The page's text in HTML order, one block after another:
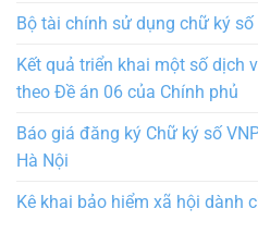
Bộ tài chính sử dụng chữ ký
Kết quả triển khai một số dịch
theo Đề án 06 của Chính phủ
Báo giá đăng ký Chữ ký số
Hà Nội
Kê khai bảo hiểm xã hội dành